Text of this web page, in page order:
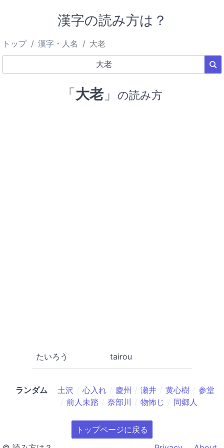
漢字の読み方は？
トップ 漢字・人名 大老
「大老 」 の読み方
たいろう tairou
ランダム 土沢 心入れ 慶州 瀬井 黄心樹
参堂
前人未踏
奈部川 物怖じ 同郷人
トップページに戻る